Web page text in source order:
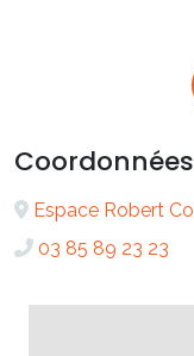
Coordonnées
Espace Robert
03 85 89 23 23